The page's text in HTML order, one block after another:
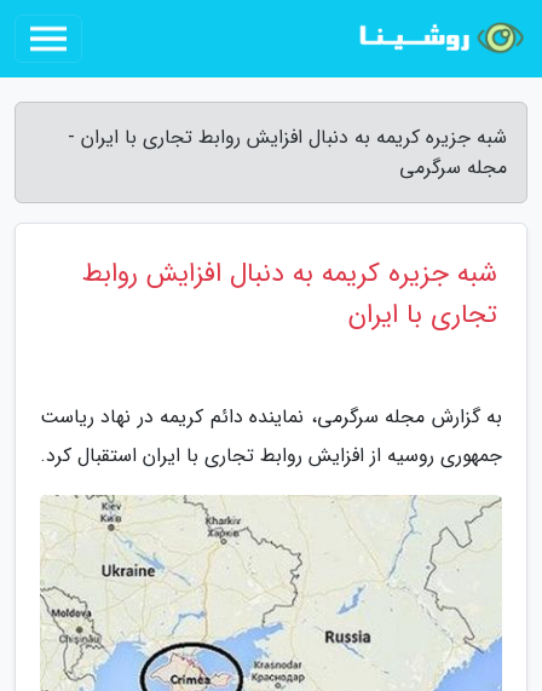
شبه جزیره کریمه به دنبال افزایش روابط تجاری با ایران -
مجله سرگرمی
شبه جزیره کریمه به دنبال افزایش روابط
تجاری با ایران
به گزارش مجله سرگرمی، نماینده دائم کریمه در نهاد ریاست
جمهوری روسیه از افزایش روابط تجاری با ایران استقبال کرد.